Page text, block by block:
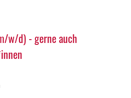
w/d) - gerne auch